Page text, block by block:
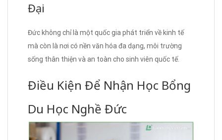
Đại
Đức không chỉ là một quốc gia phát triển về kinh tế
mà còn là nơi có nền văn hóa đa dạng, môi trường
sống thân thiện và an toàn cho sinh viên quốc tế.
Điều Kiện Để Nhận Học Bổng
Du Học Nghề Đức